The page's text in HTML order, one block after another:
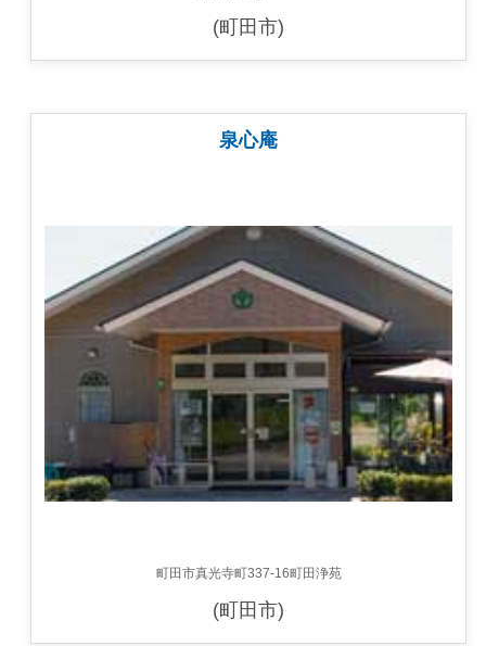
(町田市)
泉心庵
町田市真光寺町337-16町田浄苑
(町田市)